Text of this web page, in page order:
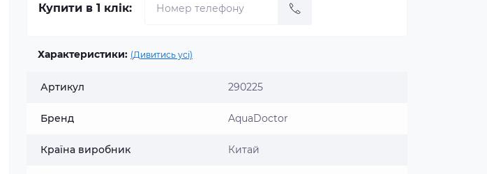
Купити в 1 клік:
Характеристики: (Дивитись усі)
Артикул 290225
Бренд AquaDoctor
Країна виробник Китай